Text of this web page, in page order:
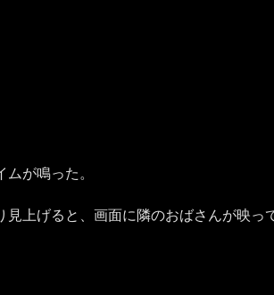
が鳴った。
上げると、画面に隣のおばさんが映っ